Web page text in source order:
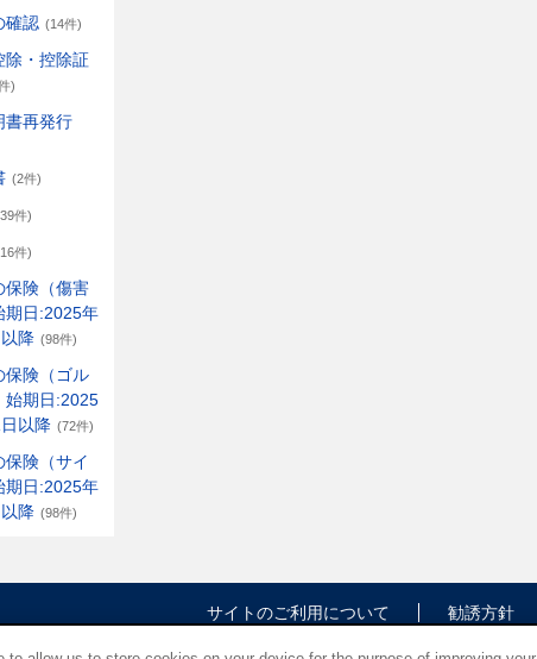
確認 (14件)
除・控除証
)
書再発行
(2件)
件)
件)
保険（傷害
期日:2025年
降 (98件)
保険（ゴル
始期日:2025
以降 (72件)
保険（サイ
期日:2025年
降 (98件)
サイトのご利用について 勧誘方針